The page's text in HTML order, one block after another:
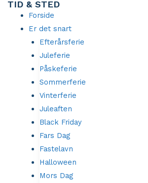
indholdet
TID & STED
Forside
Er det snart
Efterårsferie
Juleferie
Påskeferie
Sommerferie
Vinterferie
Juleaften
Black Friday
Fars Dag
Fastelavn
Halloween
Mors Dag